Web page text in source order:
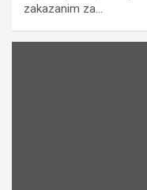
zakazanim za…